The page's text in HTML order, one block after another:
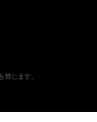
禁じます。